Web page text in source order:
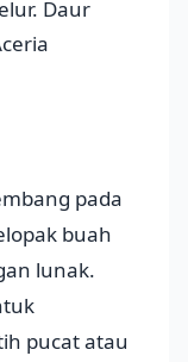
Daur
pada
buah
lunak.
pucat atau